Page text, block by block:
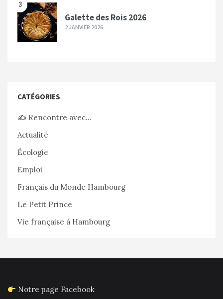
3
Galette des Rois 2026
2 JANVIER 2026
CATÉGORIES
✍️ Rencontre avec…
Actualité
Écologie
Emploi
Français du Monde Hambourg
Le Petit Prince
Vie française à Hambourg
Notre page Facebook